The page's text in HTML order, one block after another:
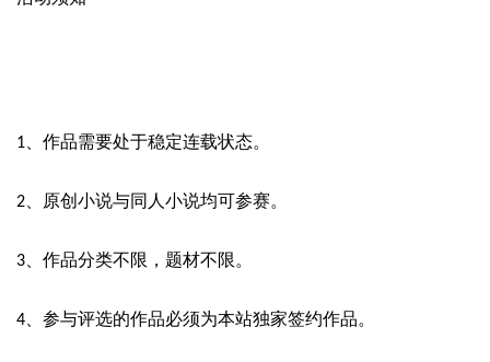
1 、作品需要处于稳定连载状态。
2 、原创小说与同人小说均可参赛。
3 、作品分类不限，题材不限。
4 、参与评选的作品必须为本站独家签约作品。